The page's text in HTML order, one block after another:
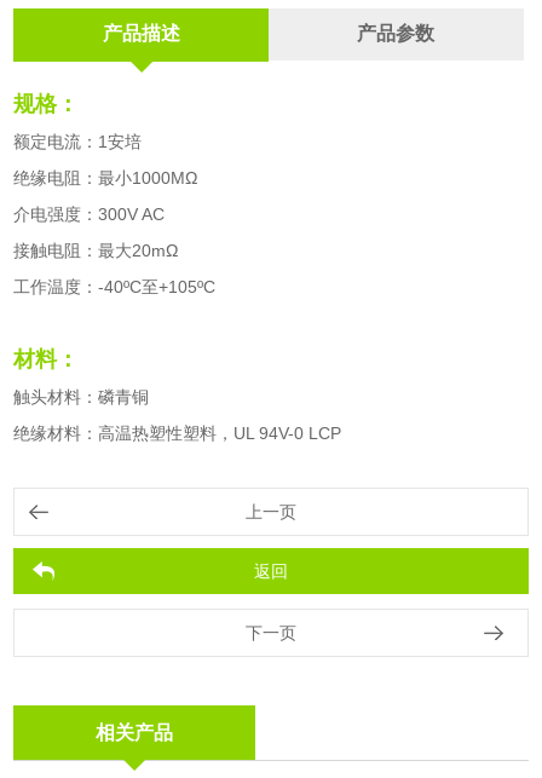
产品描述 产品参数
规格：
额定电流：1安培
绝缘电阻：最小1000MΩ
介电强度：300V AC
接触电阻：最大20mΩ
工作温度：-40ºC至+105ºC
材料：
触头材料：磷青铜
绝缘材料：高温热塑性塑料，UL 94V-0 LCP
上一页
返回
下一页
相关产品